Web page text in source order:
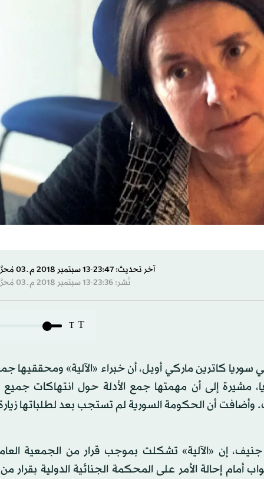
آخر تحديث: 23:47-13 سبتمبر 2018 م ـ 03 مُحرَّم 1440 هـ
نُشر: 23:36-13 سبتمبر 2018 م ـ 03 مُحرَّم 1440 هـ
T
T
سوريا كاترين ماركي أويل، أن خبراء «الآلية» ومحققيها
مشيرة إلى أن مهمتها جمع الأدلة حول انتهاكات جميع
وأضافت أن الحكومة السورية لم تستجب بعد لطلباتها
إن «الآلية» تشكلت بموجب قرار من الجمعية
روسيا الأبواب أمام إحالة الأمر على المحكمة الجنائية الدولية